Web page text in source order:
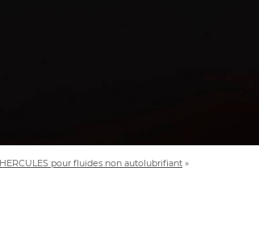
HERCULES pour fluides non autolubrifiant »